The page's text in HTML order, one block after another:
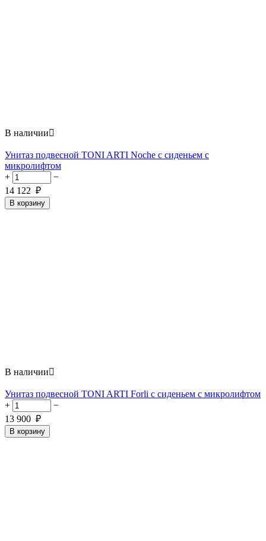
В наличии
Унитаз подвесной TONI ARTI Noche с сиденьем с
микролифтом
+
−
14 122 ₽
В корзину
В наличии
Унитаз подвесной TONI ARTI Forli с сиденьем с микролифтом
+
−
13 900 ₽
В корзину